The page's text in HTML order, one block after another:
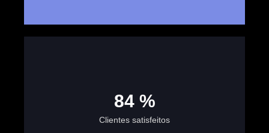
100 %
Clientes satisfeitos